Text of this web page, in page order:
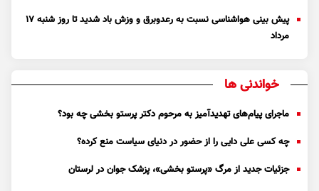
پیش بینی هواشناسی نسبت به رعدوبرق و وزش باد شدید تا روز شنبه ۱۷
مرداد
خواندنی ها
ماجرای پیام‌های تهدیدآمیز به مرحوم دکتر پرستو بخشی چه بود؟
چه کسی علی دایی را از حضور در دنیای سیاست منع کرده؟
جزئیات جدید از مرگ «پرستو بخشی»، پزشک جوان در لرستان